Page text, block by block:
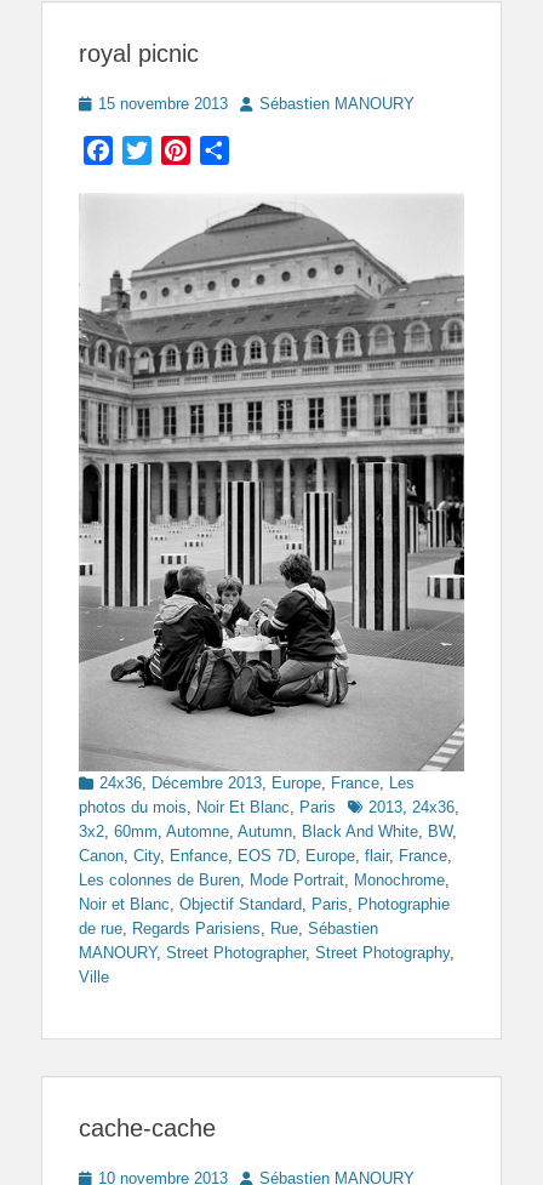
royal picnic
Posted
15 novembre 2013 Author
Sébastien MANOURY
Facebook
TwitterPinterest
Categories
24x36, Décembre 2013, Europe, France, Les
photos du mois, Noir Et Blanc, Paris Tags2013, 24x36,
3x2, 60mm, Automne, Autumn, Black And White, BW,
Canon, City, Enfance, EOS 7D, Europe, flair, France,
Les colonnes de Buren, Mode Portrait, Monochrome,
Noir et Blanc, Objectif Standard, Paris, Photographie
de rue, Regards Parisiens, Rue, Sébastien
MANOURY, Street Photographer, Street Photography,
Ville
cache-cache
Posted
10 novembre 2013 Author
Sébastien MANOURY